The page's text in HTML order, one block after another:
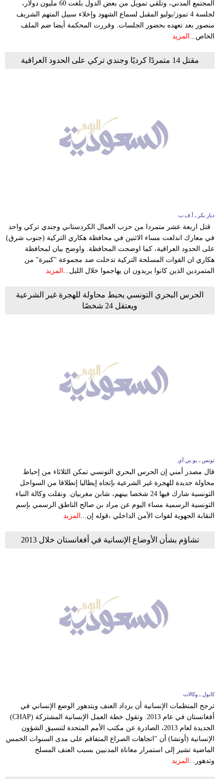
المجتمع المدني، وتلقي تمويل من بعض الدول بلغت 60 مليون دولار،
لجلسة 4 تموز/يوليو المقبل لسماع الشهود وإخلاء سبيل المتهم الشريف
منصور بعد تعهده بحضور الجلسات. وقررت المحكمة أيضا ضم الملف
الخاص... المزيد
مقتل 14 متمردًا كرديًا وجندي تركي على الحدود العراقية
ديار بكر ـ أ.ف.ب
قتل اربعة عشر متمردا من حزب العمال الكردستاني وجندي تركي واحد
في معارك اندلعت مساء الاثنين في محافظة هكاري التركية (جنوب شرق)
على الحدود العراقية، كما اوضحت المحافظة. واوضح بيان لمحافظة
هكاري ان القوات المسلحة التركية تدخلت ضد مجموعة "كبيرة" من
المتمردين الذين كانوا يريدون ان يهاجموا خلال الليل... المزيد
الحرس البحري التونسي يحبط محاولة للهجرة غير الشرعية
ويعتقل 24 شخصًا
تونس ـ يو.بي.آي
قال مصدر أمني إن الحرس البحري التونسي تمكن الثلاثاء من إحباط
محاولة جديدة للهجرة غير الشرعية بإتجاه إيطاليا إنطلاقا من السواحل
التونسية شارك فيها 24 شخصا بينهم، شابن مغربيان. ونقلت وكالة النباء
التونسية الرسمية مساء اليوم عن مراد بن صالح الناطق الرسمي بإسم
النقابة الجهوية لقوات الأمن الداخلي ،قوله إن...
المزيد
تشاؤم بشأن الأوضاع الإنسانية في أفغانستان خلال 2013
كابول ـ وكالات
ترجح المنظمات الإنسانية أن يزداد العنف ويتدهور الوضع الإنساني في
أفغانستان في عام 2013. وتقول خطة العمل الإنسانية المشتركة (CHAP)
الجديدة لعام 2013، الصادرة عن مكتب الأمم المتحدة لتنسيق الشؤون
الإنسانية (أوتشا) أن "اتجاهات الصراع المتفاقم على مدى السنوات الخمس
الماضية تشير إلى استمرار معاناة المدنيين بسبب العنف المسلح
وتدهور...
المزيد